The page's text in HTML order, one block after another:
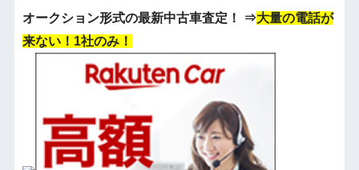
オークション形式の最新中古車査定！ ⇒大量の電話が
来ない！1社のみ！